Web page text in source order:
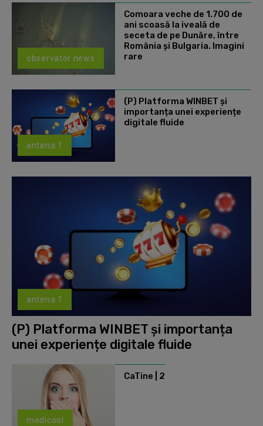
observator news
Comoara veche de 1.700 de
ani scoasă la iveală de
seceta de pe Dunăre, între
România şi Bulgaria. Imagini
rare
antena 1
(P) Platforma WINBET și
importanța unei experiențe
digitale fluide
antena 1
(P) Platforma WINBET și importanța
unei experiențe digitale fluide
medicool
CaTine | 2